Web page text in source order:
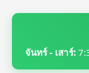
จันทร์ - เสาร์: